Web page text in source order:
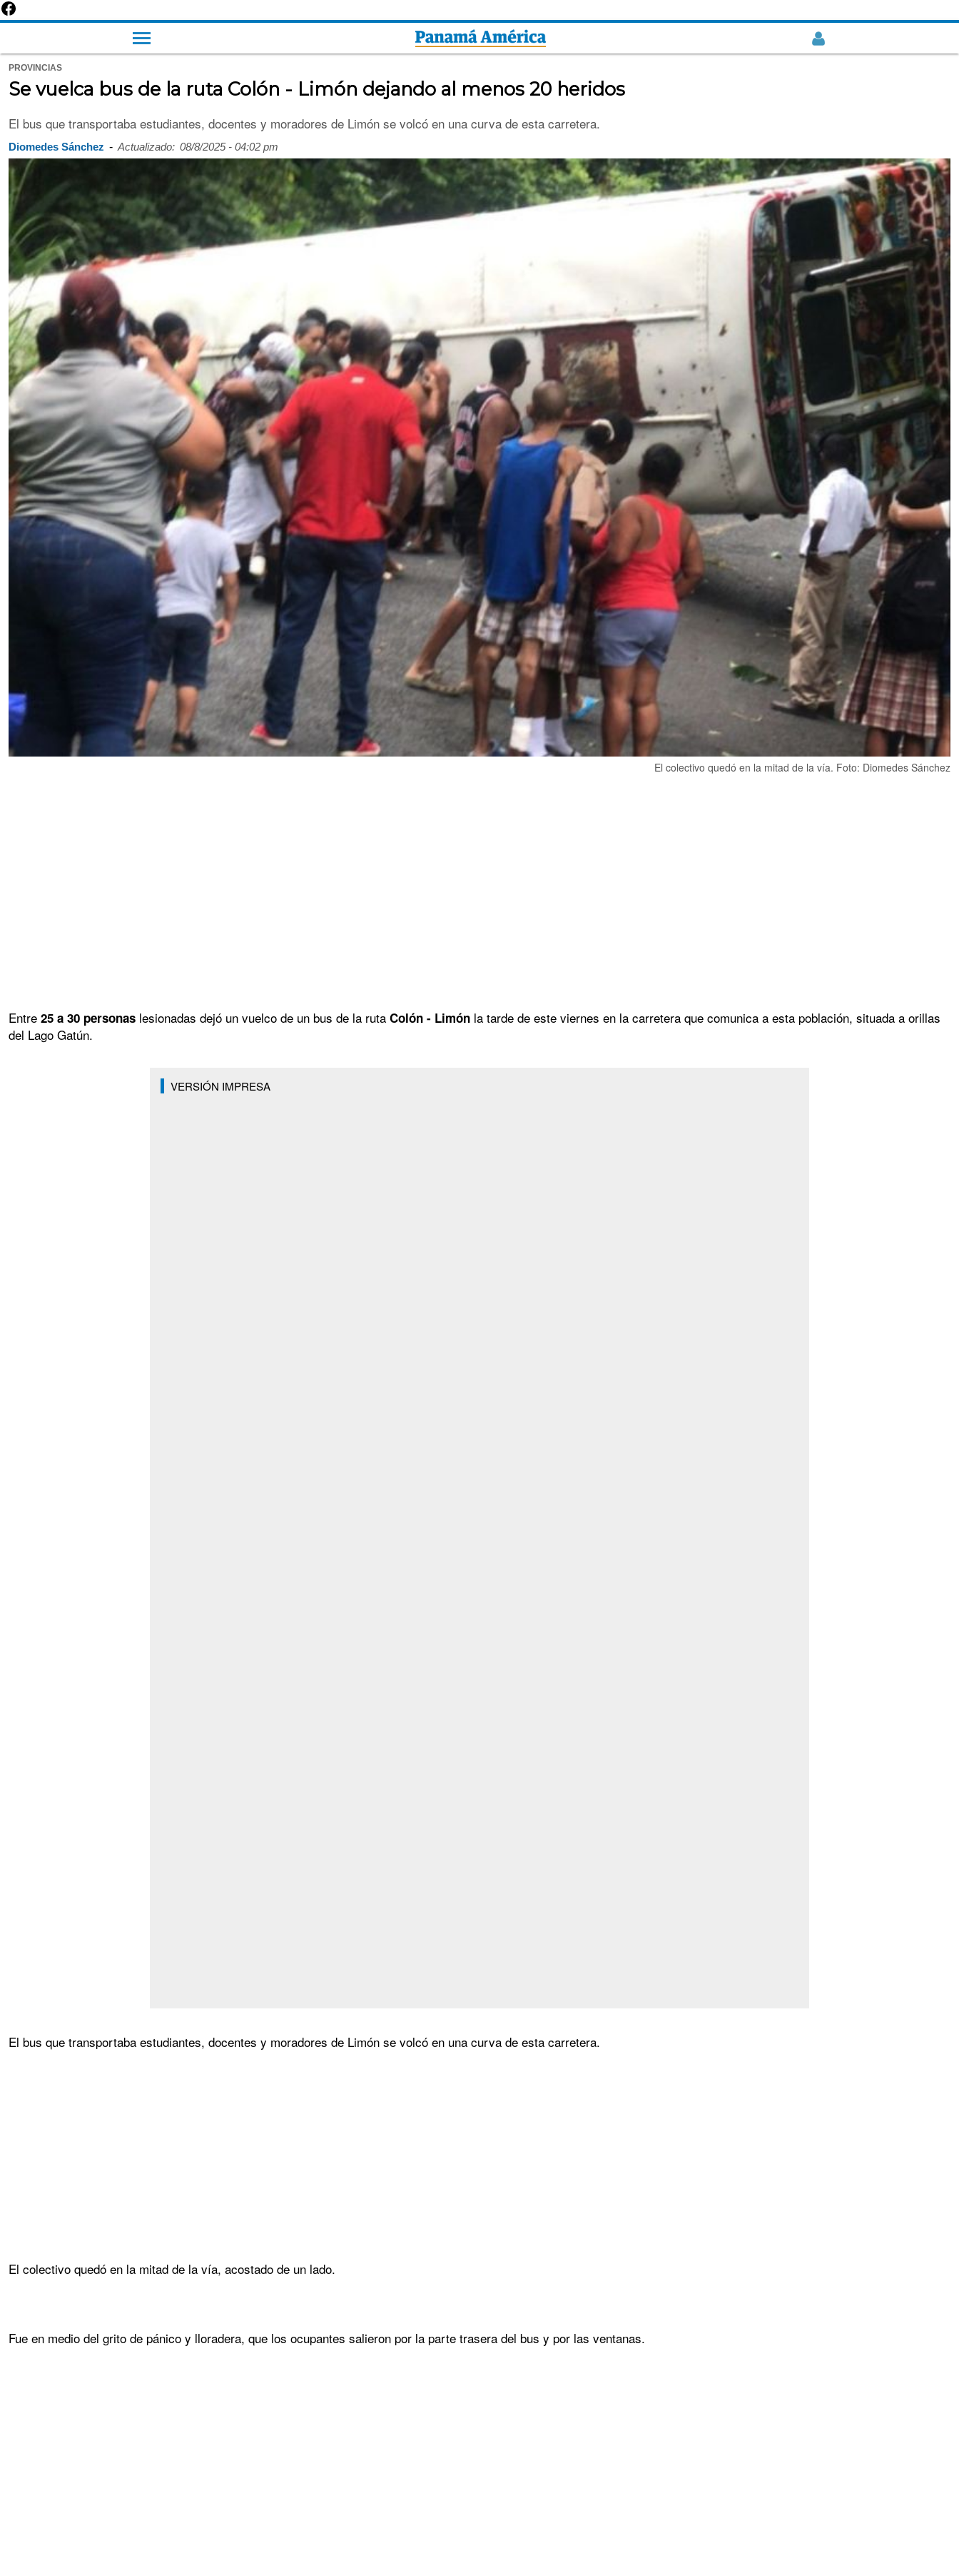
PROVINCIAS
Se vuelca bus de la ruta Colón - Limón dejando al menos 20 heridos
El bus que transportaba estudiantes, docentes y moradores de Limón se volcó en una curva de esta carretera.
Diomedes Sánchez - Actualizado: 08/8/2025 - 04:02 pm
El colectivo quedó en la mitad de la vía. Foto: Diomedes Sánchez
Entre 25 a 30 personas lesionadas dejó un vuelco de un bus de la ruta Colón - Limón la tarde de este viernes en la carretera que comunica a esta población, situada a orillas
del Lago Gatún.
VERSIÓN IMPRESA
El bus que transportaba estudiantes, docentes y moradores de Limón se volcó en una curva de esta carretera.
El colectivo quedó en la mitad de la vía, acostado de un lado.
Fue en medio del grito de pánico y lloradera, que los ocupantes salieron por la parte trasera del bus y por las ventanas.